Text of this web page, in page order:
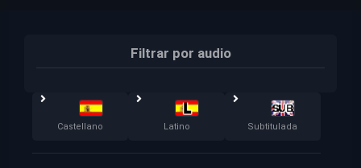
Filtrar por audio
Castellano Latino Subtitulada